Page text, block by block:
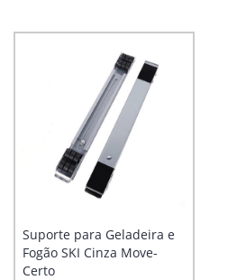
Suporte para Geladeira e
Fogão SKI Cinza Move-
Certo